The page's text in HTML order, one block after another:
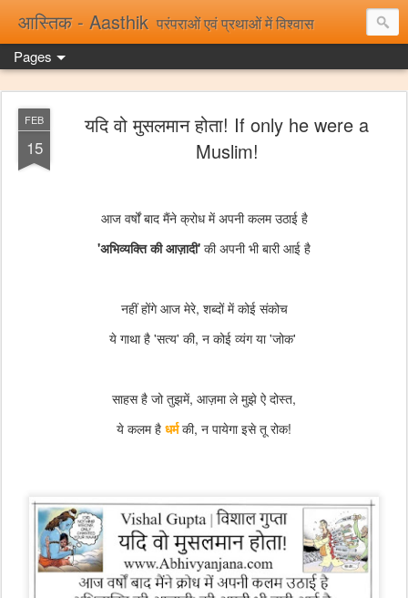
आस्तिक - Aasthik परंपराओं एवं प्रथाओं में विश्वास
Pages
FEB
15
यदि वो मुसलमान होता! If only he were a
Muslim!
आज वर्षों बाद मैंने क्रोध में अपनी कलम उठाई है
'अभिव्यक्ति की आज़ादी' की अपनी भी बारी आई है
नहीं होंगे आज मेरे, शब्दों में कोई संकोच
ये गाथा है 'सत्य' की, न कोई व्यंग या 'जोक'
साहस है जो तुझमें, आज़मा ले मुझे ऐ दोस्त,
ये कलम है धर्मकी, न पायेगा इसे तू रोक!